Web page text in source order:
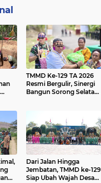
TMMD Ke-129 TA 2026
Resmi Bergulir, Sinergi
Bangun Sorong Selatan
Dari Jalan Hingga
Jembatan, TMMD ke-129
Siap Ubah Wajah Desa